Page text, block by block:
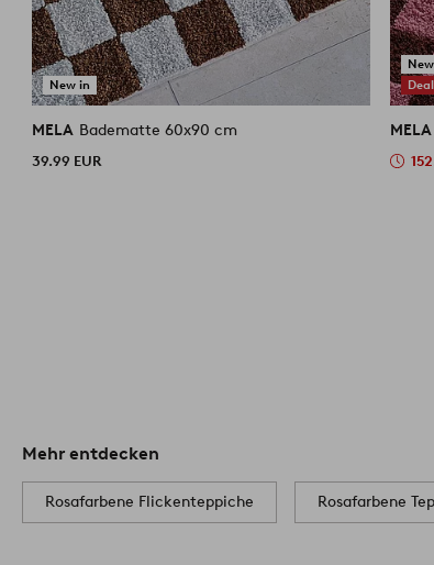
New in
MELA Badematte 60x90 cm
39.99 EUR
Deal
MELA
Mehr entdecken
Rosafarbene Flickenteppiche Rosafarbene